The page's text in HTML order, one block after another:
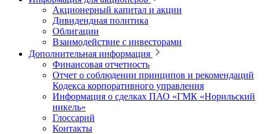
Акционерный капитал и акции
Дивидендная политика
Облигации
Взаимодействие с инвесторами
Дополнительная информация
Финансовая отчетность
Отчет о соблюдении принципов и рекомендаций
Кодекса корпоративного управления
Информация о сделках ПАО «ГМК «Норильский
никель»
Глоссарий
Контакты